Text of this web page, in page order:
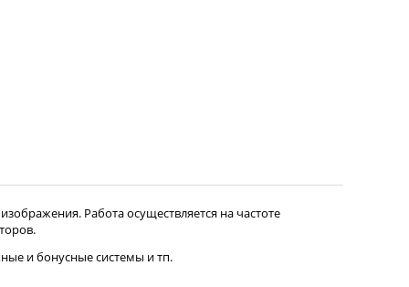
Работа осуществляется на частоте
и бонусные системы и тп.